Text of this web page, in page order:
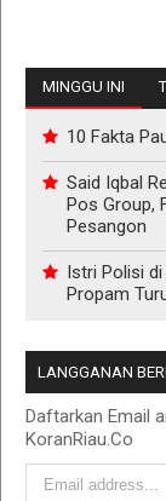
MINGGU INI
10 Fakta
Said Iqbal
Pos Group,
Pesangon
Istri Polisi di
Propam
LANGGANAN
Daftarkan Email
KoranRiau.Co